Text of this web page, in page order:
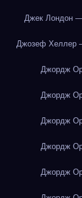
Джек Лондон
Джозеф Хеллер
Джордж
Джордж
Джордж
Джордж
Джордж